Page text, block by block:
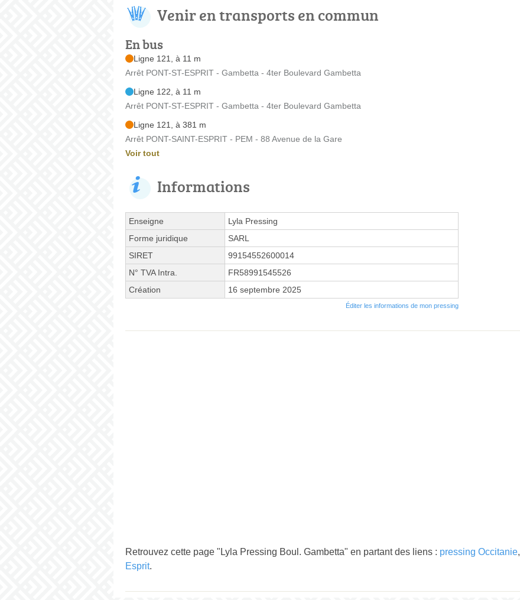
Venir en transports en commun
En bus
Ligne 121, à 11 m
Arrêt PONT-ST-ESPRIT - Gambetta - 4ter Boulevard Gambetta
Ligne 122, à 11 m
Arrêt PONT-ST-ESPRIT - Gambetta - 4ter Boulevard Gambetta
Ligne 121, à 381 m
Arrêt PONT-SAINT-ESPRIT - PEM - 88 Avenue de la Gare
Voir tout
Informations
Enseigne
Lyla Pressing
Forme juridique
SARL
SIRET
99154552600014
N° TVA Intra.
FR58991545526
Création
16 septembre 2025
Éditer les informations de mon pressing
Retrouvez cette page "Lyla Pressing Boul. Gambetta" en partant des liens : pressing Occitanie,
Esprit.